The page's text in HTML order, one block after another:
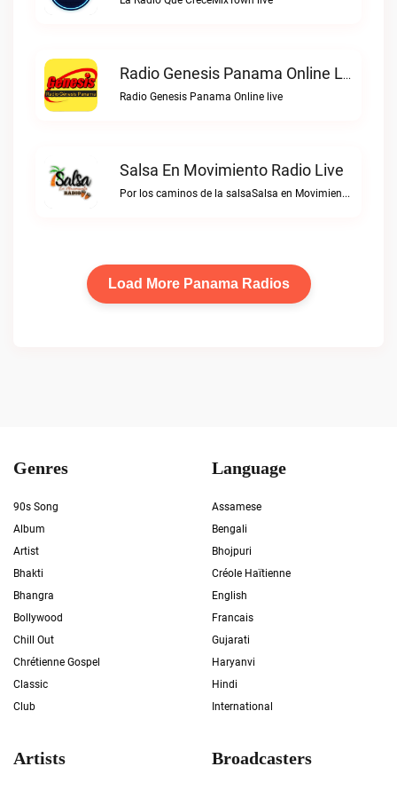
Radio Genesis Panama Online Live
Radio Genesis Panama Online live
Salsa En Movimiento Radio Live
Por los caminos de la salsaSalsa en Movimiento Radio live
Load More Panama Radios
Genres
90s Song
Album
Artist
Bhakti
Bhangra
Bollywood
Chill Out
Chrétienne Gospel
Classic
Club
Language
Assamese
Bengali
Bhojpuri
Créole Haïtienne
English
Francais
Gujarati
Haryanvi
Hindi
International
Artists Broadcasters